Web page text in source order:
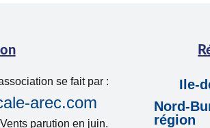
se fait par :
arec.com
parution en juin.
Ile-
Nord-
région